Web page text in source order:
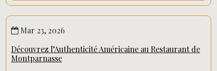
Mar 23, 2026
Découvrez l’Authenticité Américaine au Restaurant de
Montparnasse